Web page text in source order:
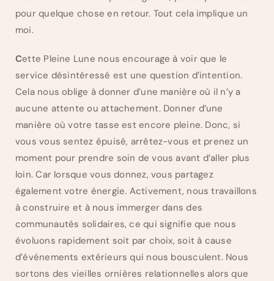
pour quelque chose en retour. Tout cela implique un
moi.
Cette Pleine Lune nous encourage à voir que le
service désintéressé est une question d’intention.
Cela nous oblige à donner d’une manière où il n’y a
aucune attente ou attachement. Donner d’une
manière où votre tasse est encore pleine. Donc, si
vous vous sentez épuisé, arrêtez-vous et prenez un
moment pour prendre soin de vous avant d’aller plus
loin. Car lorsque vous donnez, vous partagez
également votre énergie. Activement, nous travaillons
à construire et à nous immerger dans des
communautés solidaires, ce qui signifie que nous
évoluons rapidement soit par choix, soit à cause
d’événements extérieurs qui nous bousculent. Nous
sortons des vieilles ornières relationnelles alors que